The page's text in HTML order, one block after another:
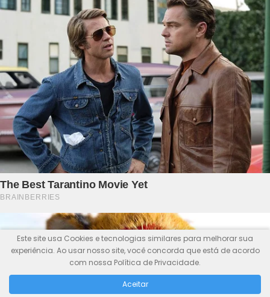
Este site usa Cookies e tecnologias similares para melhorar sua
experiência. Ao usar nosso site, você concorda que está de acordo
com nossa Política de Privacidade.
Aceitar